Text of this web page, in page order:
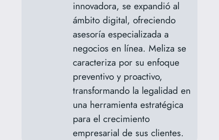
innovadora, se expandió al
ámbito digital, ofreciendo
asesoría especializada a
negocios en línea. Meliza se
caracteriza por su enfoque
preventivo y proactivo,
transformando la legalidad en
una herramienta estratégica
para el crecimiento
empresarial de sus clientes.​